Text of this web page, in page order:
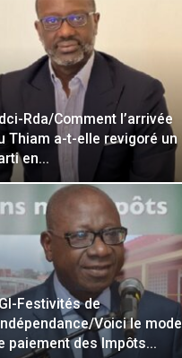
Rda/Comment l’arrivée
Thiam a-t-elle revigoré un
en…
Festivités de
Voici le mode
paiement des Impôts…